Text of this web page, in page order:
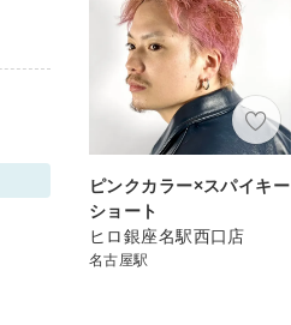
ピンクカラー×スパイキー
ショート
ヒロ銀座名駅西口店
名古屋駅